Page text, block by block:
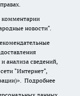
комментарии
новости".
анализа сведений,
"Интернет",
Подробнее